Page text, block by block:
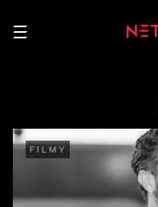
FILMY